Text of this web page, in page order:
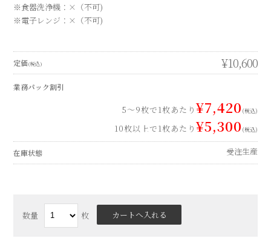
※食器洗浄機：×（不可)
※電子レンジ：×（不可)
定価(税込) ¥10,600
業務パック割引
5～9枚で1枚あたり¥7,420 (税込)
10枚以上で1枚あたり¥5,300 (税込)
在庫状態 受注生産
数量 枚